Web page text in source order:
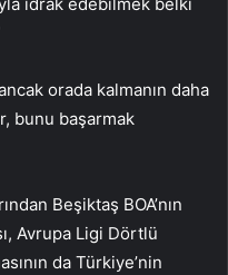
orada kalmanın daha
bunu başarmak
Beşiktaş BOA’nın
Avrupa Ligi Dörtlü
da Türkiye’nin